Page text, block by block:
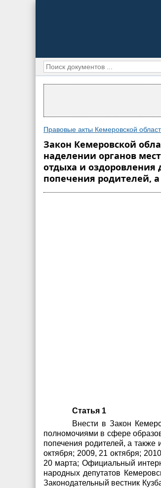
Правовые акты Кемеровской
Закон Кемеровской
наделении органов
отдыха и оздоровления
попечения родителей,
Статья 1
Внести в Закон
полномочиями в сфере
попечения родителей, а
октября; 2009, 21 октября;
20 марта; Официальный
народных депутатов
Законодательный вестник